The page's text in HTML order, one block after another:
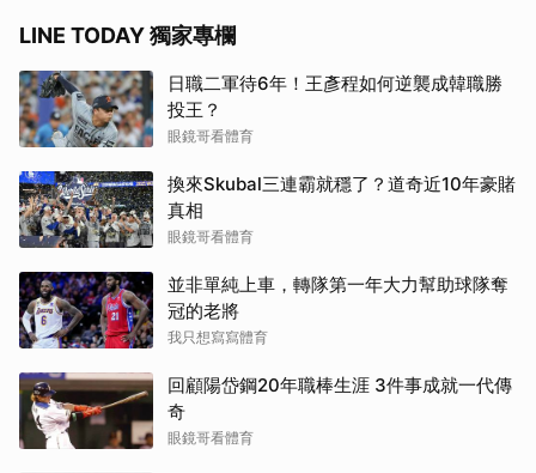
LINE TODAY 獨家專欄
日職二軍待6年！王彥程如何逆襲成韓職勝
投王？
眼鏡哥看體育
換來Skubal三連霸就穩了？道奇近10年豪賭
真相
眼鏡哥看體育
並非單純上車，轉隊第一年大力幫助球隊奪
冠的老將
我只想寫寫體育
回顧陽岱鋼20年職棒生涯 3件事成就一代傳
奇
眼鏡哥看體育